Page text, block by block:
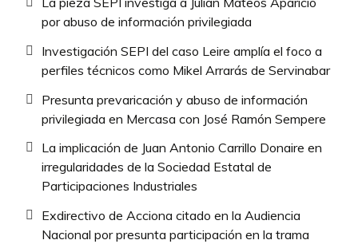
por abuso de información privilegiada
Investigación SEPI del caso Leire amplía el foco a
perfiles técnicos como Mikel Arrarás de Servinabar
Presunta prevaricación y abuso de información
privilegiada en Mercasa con José Ramón Sempere
La implicación de Juan Antonio Carrillo Donaire en
irregularidades de la Sociedad Estatal de
Participaciones Industriales
Exdirectivo de Acciona citado en la Audiencia
Nacional por presunta participación en la trama